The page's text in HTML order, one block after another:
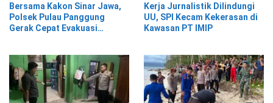
Bersama Kakon Sinar Jawa,
Polsek Pulau Panggung
Gerak Cepat Evakuasi
Kerja Jurnalistik Dilindungi
UU, SPI Kecam Kekerasan di
Kawasan PT IMIP